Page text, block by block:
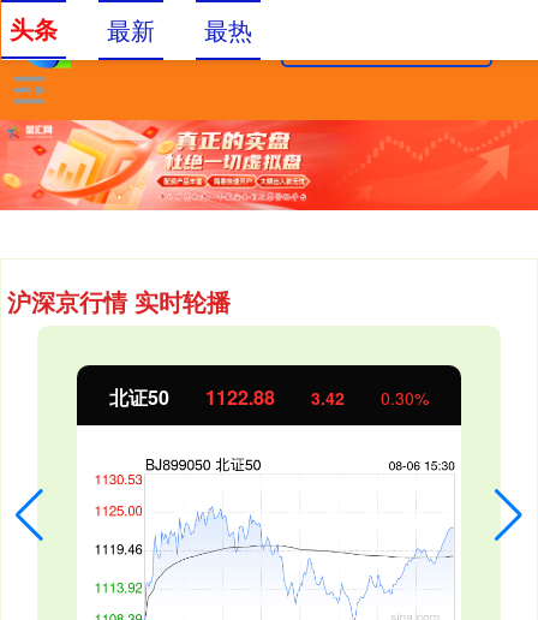
沪深京行情 实时轮播
北证50 1122.88 3.42 0.30%
头条 最新 最热